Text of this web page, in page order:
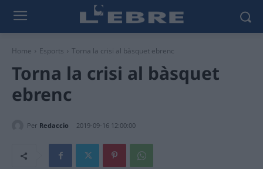
Home Esports Torna la crisi al bàsquet ebrenc
Torna la crisi al bàsquet
ebrenc
Per Redaccio 2019-09-16 12:00:00